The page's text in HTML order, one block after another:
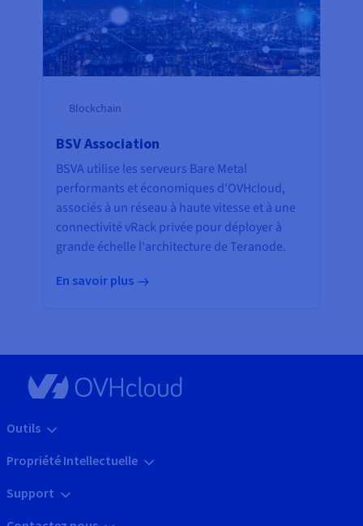
Blockchain
BSV Association
BSVA utilise les serveurs Bare Metal
performants et économiques d'OVHcloud,
associés à un réseau à haute vitesse et à une
connectivité vRack privée pour déployer à
grande échelle l'architecture de Teranode.
En savoir plus
Outils
Propriété Intellectuelle
Support